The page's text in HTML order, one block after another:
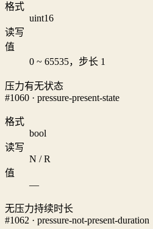
格式
uint16
读写
值
0 ~ 65535，步长 1
压力有无状态
#1060 · pressure-present-state
格式
bool
读写
N / R
值
—
无压力持续时长
#1062 · pressure-not-present-duration